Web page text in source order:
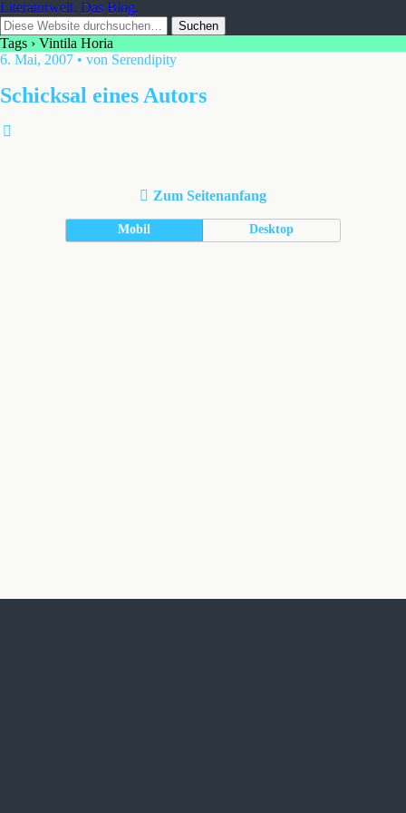
Literaturwelt. Das Blog.
Tags › Vintila Horia
6. Mai, 2007 • von Serendipity
Schicksal eines Autors
Zum Seitenanfang
Mobil Desktop